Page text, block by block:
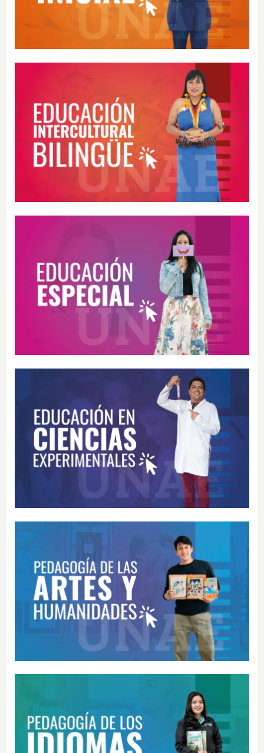
Educación Intercultural Bilingüe
Educación Especial
Educación Ciencias Experimentales
Pedagogía de las Artes y Humanidades
Pedagogía de los Idiomas Nacionales y